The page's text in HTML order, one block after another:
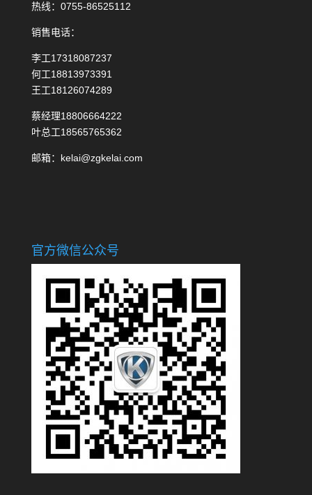
热线：0755-86525112
销售电话：
李工17318087237
何工18813973391
王工18126074289
蔡经理18806664222
叶总工18565765362
邮箱：kelai@zgkelai.com
官方微信公众号